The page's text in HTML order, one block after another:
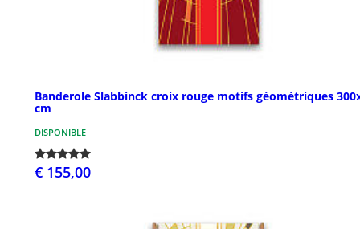
Banderole Slabbinck croix rouge motifs géométriques
cm
DISPONIBLE
€ 155,00